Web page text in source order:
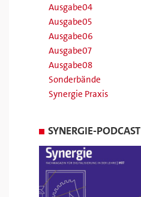
Ausgabe04
Ausgabe05
Ausgabe06
Ausgabe07
Ausgabe08
Sonderbände
Synergie Praxis
SYNERGIE-PODCAST